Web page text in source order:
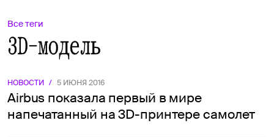
Все теги
3D-модель
НОВОСТИ / 5 ИЮНЯ 2016
Airbus показала первый в мире
напечатанный на 3D-принтере самолет